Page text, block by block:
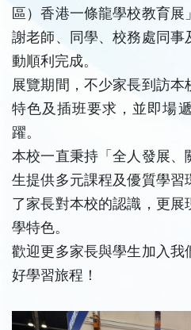
區）香港一條龍學校教育
謝老師、同學、校務處同
動順利完成。
展覽期間，不少家長到訪
特色及插班要求，並即場
躍。
本校一直秉持「全人發展
生提供多元課程及優質學
了家長對本校的認識，更
學特色。
歡迎更多家長與學生加入
好學習旅程！